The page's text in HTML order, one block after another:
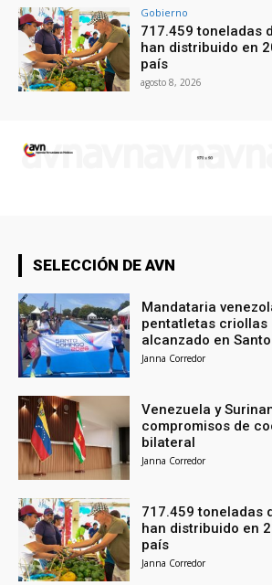
Gobierno
717.459 toneladas
han distribuido en
país
agosto 8, 2026
SELECCIÓN DE AVN
Mandataria
pentatletas criollas
alcanzado en
Janna Corredor
Venezuela y
compromisos de
bilateral
Janna Corredor
717.459 toneladas
han distribuido en
país
Janna Corredor